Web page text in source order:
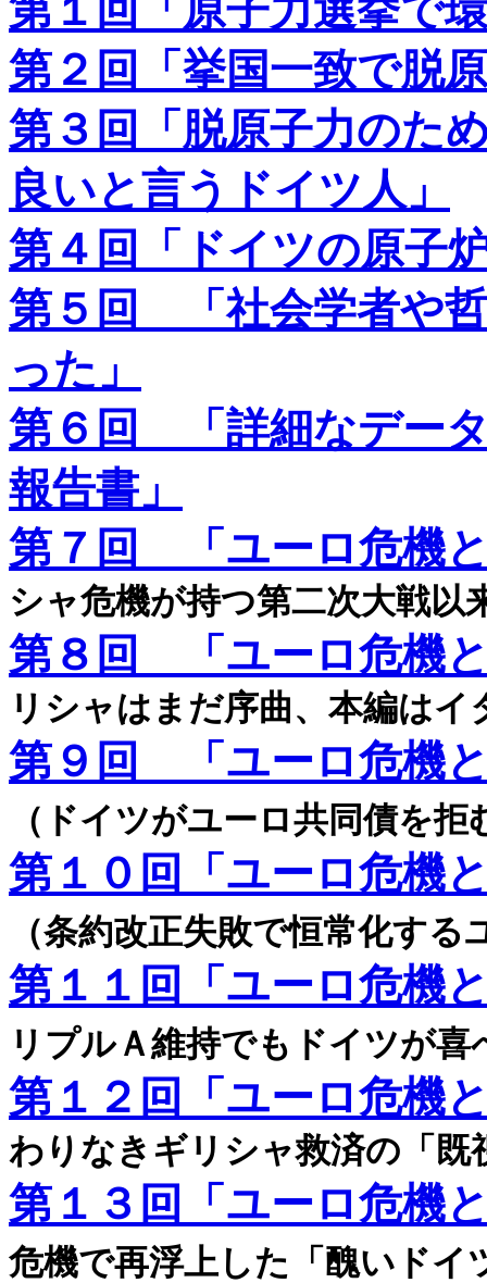
第１回「原子力選挙で
第２回「挙国一致で脱
第３回「脱原子力のた
良いと言うドイツ人」
第４回「ドイツの原子
第５回 「社会学者や
った」
第６回 「 詳細なデー
報告書」
第７回 「ユーロ危機
シャ危機が持つ第二次大戦以
第８回 「ユーロ危機
リシャはまだ序曲、本編はイ
第９回 「ユーロ危機
（ドイツがユーロ共同債を拒
第１０回「ユーロ危機
（条約改正失敗で恒常化する
第１１回「ユーロ危機
リプルＡ維持でもドイツが喜
第１２回「ユーロ危機
わりなきギリシャ救済の「既
第１３回「ユーロ危機
危機で再浮上した「醜いドイ